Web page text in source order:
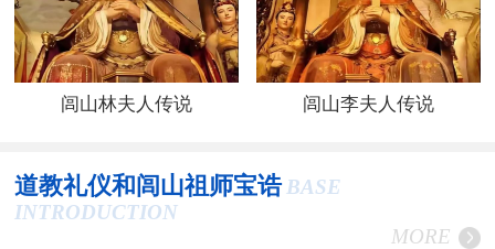
闾山林夫人传说 闾山李夫人传说
道教礼仪和闾山祖师宝诰 BASE
INTRODUCTION
MORE